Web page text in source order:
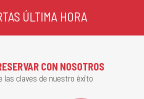
ÚLTIMA HORA
CON NOSOTROS
las claves de nuestro éxito